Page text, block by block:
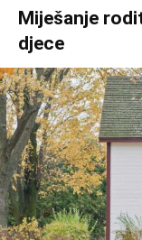
Miješanje
djece